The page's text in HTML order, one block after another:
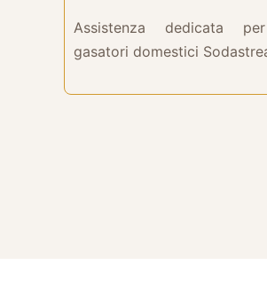
Assistenza dedicata
gasatori domestici